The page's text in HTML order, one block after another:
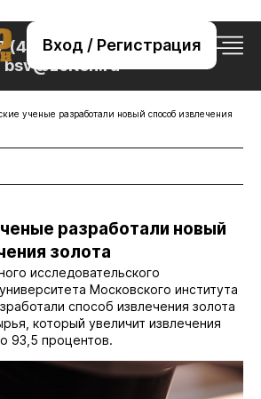
Вход / Регистрация
(495) 221-76-32
bsv@zolteh.ru
ученые разработали новый способ извлечения
разработали новый
золота
исследовательского
Московского института
способ извлечения золота
который увеличит извлечения
93,5 процентов.